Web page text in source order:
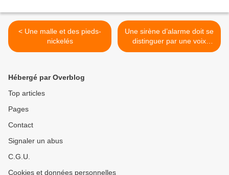
< Une malle et des pieds-
nickelés
Une sirène d’alarme doit se
distinguer par une voix
alarmante >
Hébergé par Overblog
Top articles
Pages
Contact
Signaler un abus
C.G.U.
Cookies et données personnelles